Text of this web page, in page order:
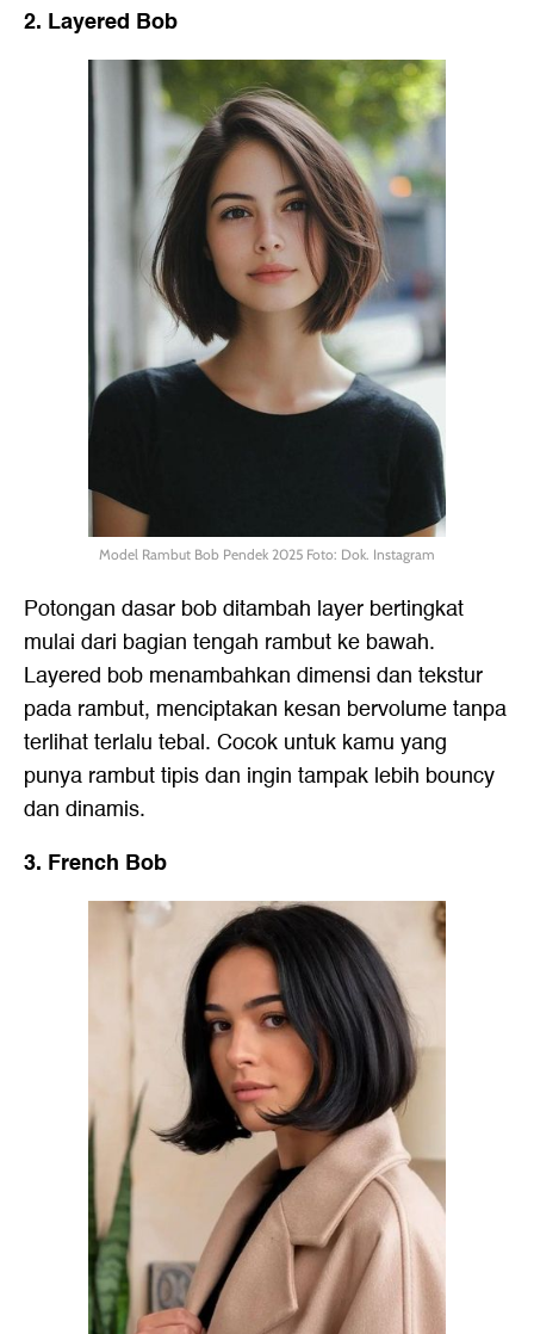
2. Layered Bob
Model Rambut Bob Pendek 2025 Foto: Dok. Instagram
Potongan dasar bob ditambah layer bertingkat
mulai dari bagian tengah rambut ke bawah.
Layered bob menambahkan dimensi dan tekstur
pada rambut, menciptakan kesan bervolume tanpa
terlihat terlalu tebal. Cocok untuk kamu yang
punya rambut tipis dan ingin tampak lebih bouncy
dan dinamis.
3. French Bob